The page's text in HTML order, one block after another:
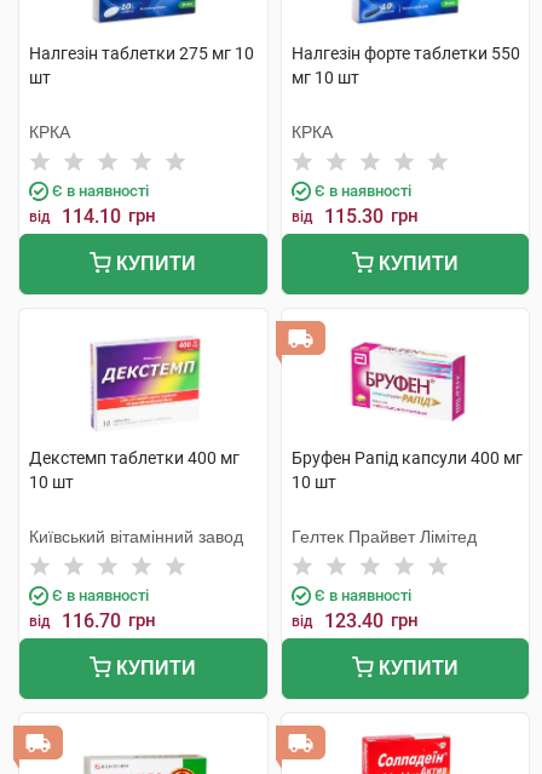
Налгезін таблетки 275 мг 10
шт
КРКА
Є в наявності
від 114.10 грн
КУПИТИ
Налгезін форте таблетки 550
мг 10 шт
КРКА
Є в наявності
від 115.30 грн
КУПИТИ
Декстемп таблетки 400 мг
10 шт
Київський вітамінний завод
Є в наявності
від 116.70 грн
КУПИТИ
Бруфен Рапід капсули 400 мг
10 шт
Гелтек Прайвет Лімітед
Є в наявності
від 123.40 грн
КУПИТИ